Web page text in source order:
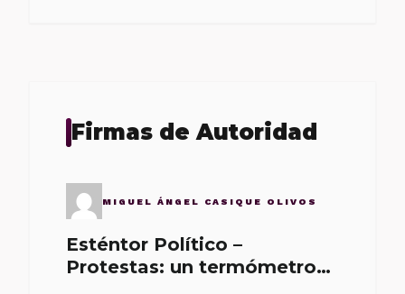
Firmas de Autoridad
MIGUEL ÁNGEL CASIQUE OLIVOS
Esténtor Político –
Protestas: un termómetro